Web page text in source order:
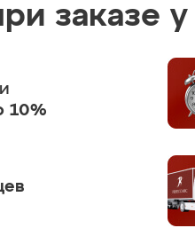
заказе у
10%